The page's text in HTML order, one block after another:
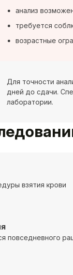
анализ
требуется
возрастные
Для точности
дней до сдачи.
лаборатории.
взятия крови
повседневного